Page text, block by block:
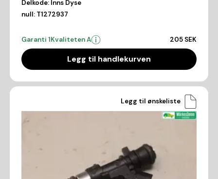
Delkode: Inns Dyse
null: T1272937
Garanti 1Kvaliteten A 205 SEK
Legg til handlekurven
Legg til ønskeliste